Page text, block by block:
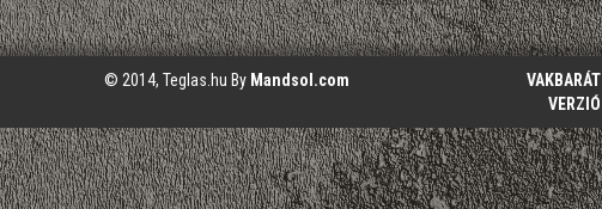
© 2014, Teglas.hu By Mandsol.com
VAKBARÁT
VERZIÓ